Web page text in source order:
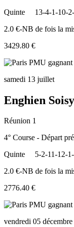
Quinte
13-4-1-10-
2.0 €-NB de fois la
3429.80 €
samedi 13 juillet
Enghien Soisy
Réunion 1
4° Course - Départ
Quinte
5-2-11-12-
2.0 €-NB de fois la
2776.40 €
vendredi 05 décembre